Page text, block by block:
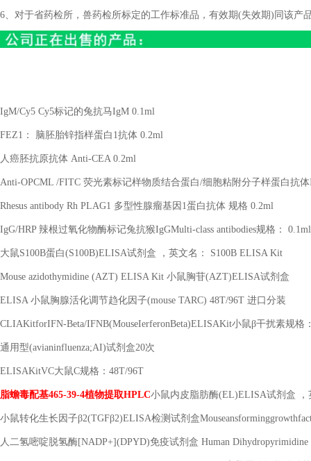
6、对于省药检所，兽药检所标定的工作标准品，有效期(失效期)同该产
IgM/Cy5 Cy5标记的兔抗马IgM 0.1ml
FEZ1： 脑胚胎锌指样蛋白1抗体 0.2ml
人癌胚抗原抗体 Anti-CEA 0.2ml
Anti-OPCML /FITC 荧光素标记样物质结合蛋白/细胞粘附分子样蛋白抗体
Rhesus antibody Rh PLAG1 多型性腺瘤基因1蛋白抗体 规格 0.2ml
IgG/HRP 辣根过氧化物酶标记兔抗猴IgGMulti-class antibodies规格： 0.1ml
大鼠S100B蛋白(S100B)ELISA试剂盒 ，英文名： S100B ELISA Kit
Mouse azidothymidine (AZT) ELISA Kit 小鼠胸苷(AZT)ELISA试剂盒
ELISA 小鼠胸腺活化调节趋化因子(mouse TARC) 48T/96T 进口分装
CLIAKitforIFN-Beta/IFNB(MouseIerferonBeta)ELISAKit小鼠β干扰素规格
通用型(avianinfluenza;AI)试剂盒20次
ELISAKitVC大鼠C规格：48T/96T
脂蟾毒配基465-39-4植物提取HPLC小鼠内皮脂肪酶(EL)ELISA试剂盒
小鼠转化生长因子β2(TGFβ2)ELISA检测试剂盒
人二氢嘧啶脱氢酶[NADP+](DPYD)免疫试剂盒 Human